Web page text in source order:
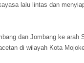
lalu lintas dan
dan Jombang ke arah
di wilayah Kota